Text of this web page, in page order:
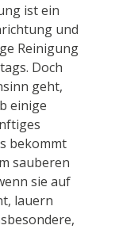
ist ein
und
Reinigung
Doch
geht,
einige
bekommt
sauberen
sie auf
lauern